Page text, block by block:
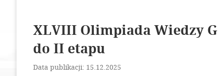
Informacje z oddziałów
SGP
Ważne informacje
Informacje z komisji,Konferencja GSW
XLVIII Olimpiada Wiedzy
do II etapu
Data publikacji: 15.12.2025